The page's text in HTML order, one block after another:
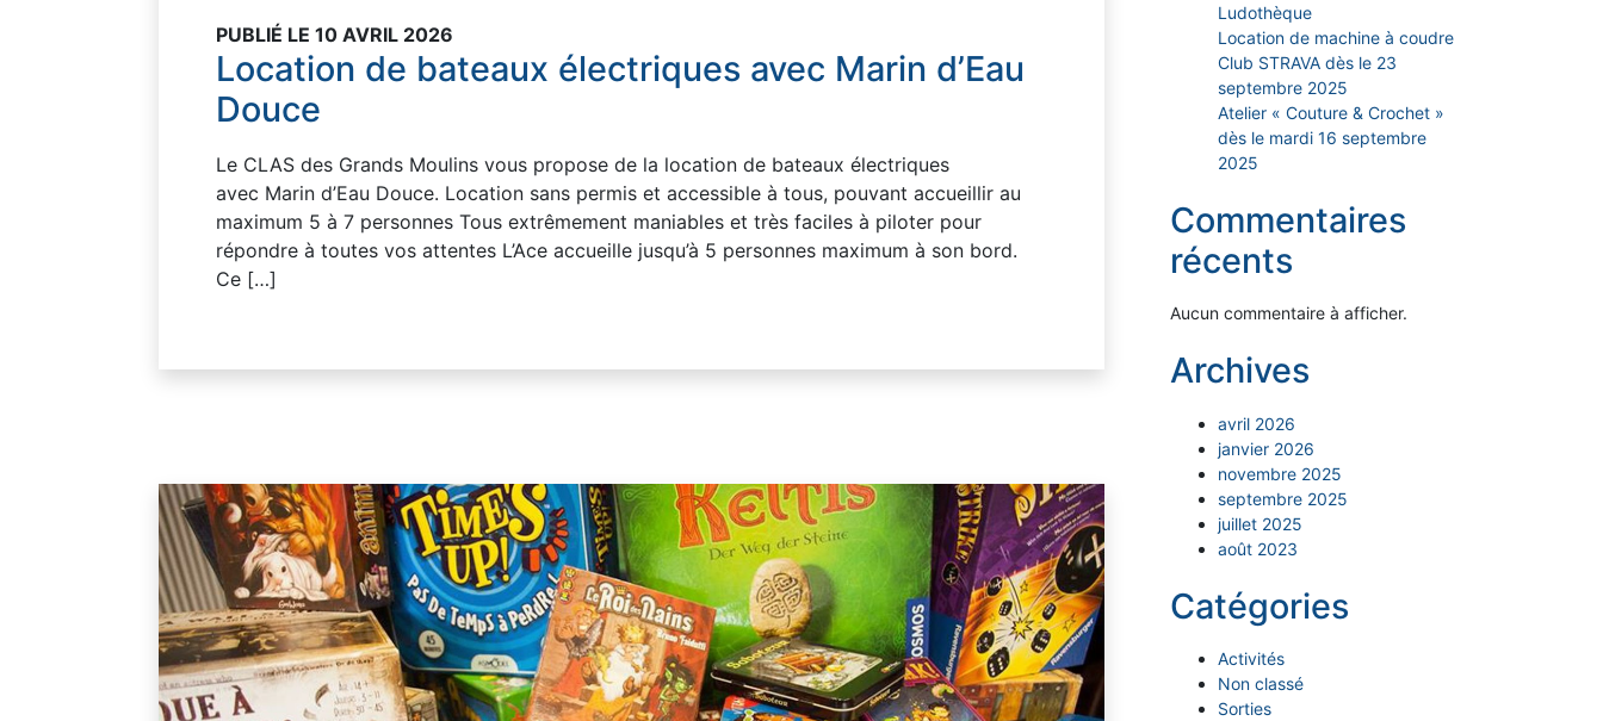
PUBLIÉ LE 10 AVRIL 2026
Location de bateaux électriques avec Marin d’Eau
Douce
Le CLAS des Grands Moulins vous propose de la location de bateaux électriques
avec Marin d’Eau Douce. Location sans permis et accessible à tous, pouvant accueillir au
maximum 5 à 7 personnes Tous extrêmement maniables et très faciles à piloter pour
répondre à toutes vos attentes L’Ace accueille jusqu’à 5 personnes maximum à son bord.
Ce […]
Ludothèque
Location de machine à coudre
Club STRAVA dès le 23
septembre 2025
Atelier « Couture & Crochet »
dès le mardi 16 septembre
2025
Commentaires
récents
Aucun commentaire à afficher.
Archives
avril 2026
janvier 2026
novembre 2025
septembre 2025
juillet 2025
août 2023
Catégories
Activités
Non classé
Sorties